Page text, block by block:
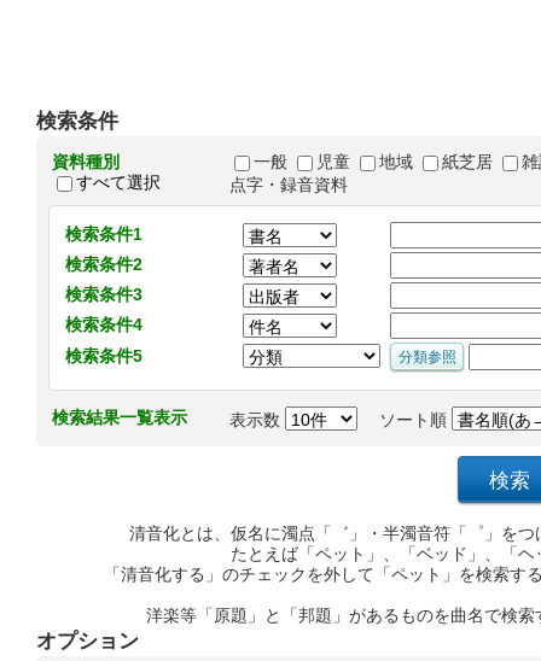
検索条件
資料種別
すべて選択
一般 児童 地域 紙芝居
点字・録音資料
検索条件1
検索条件2
検索条件3
検索条件4
検索条件5
検索結果一覧表示 表示数 ソート順
清音化とは、仮名に濁点「゛」・半濁音符「゜」を
たとえば「ペット」、「ベッド」、「
「清音化する」のチェックを外して「ペット」を検索
洋楽等「原題」と「邦題」があるものを曲名で検
オプション